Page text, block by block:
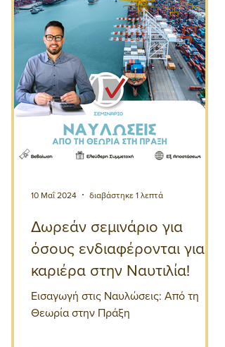
Δωρεάν σεμινάριο για
όσους ενδιαφέρονται για
καριέρα στην Ναυτιλία!
Εισαγωγή στις Ναυλώσεις: Από τη
Θεωρία στην Πράξη
10 Μαΐ 2024 διαβάστηκε 1 λεπτά